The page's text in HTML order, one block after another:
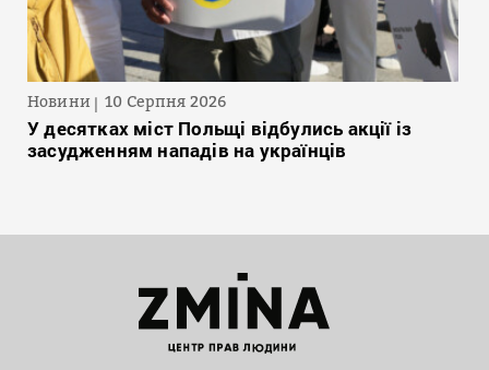
Новини 10 Серпня 2026
У десятках міст Польщі відбулись акції із
засудженням нападів на українців